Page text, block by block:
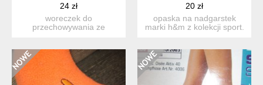
24 zł
woreczek do
przechowywania ze
20 zł
opaska na nadgarstek
marki h&m z kolekcji sport.